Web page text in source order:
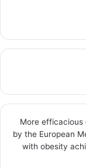
More efficacious
by the European
with obesity